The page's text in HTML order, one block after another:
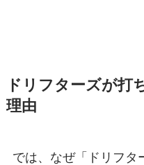
ドリフターズが打
理由
では、なぜ「ドリフタ